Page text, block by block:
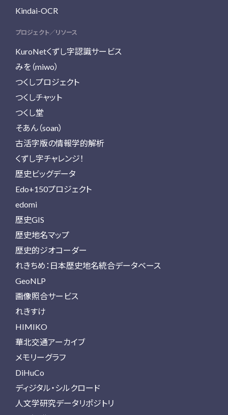
Kindai-OCR
プロジェクト／リソース
KuroNetくずし字認識サービス
みを（miwo）
つくしプロジェクト
つくしチャット
つくし堂
そあん（soan）
古活字版の情報学的解析
くずし字チャレンジ！
歴史ビッグデータ
Edo+150プロジェクト
edomi
歴史GIS
歴史地名マップ
歴史的ジオコーダー
れきちめ：日本歴史地名統合データベース
GeoNLP
画像照合サービス
れきすけ
HIMIKO
華北交通アーカイブ
メモリーグラフ
DiHuCo
ディジタル・シルクロード
人文学研究データリポジトリ